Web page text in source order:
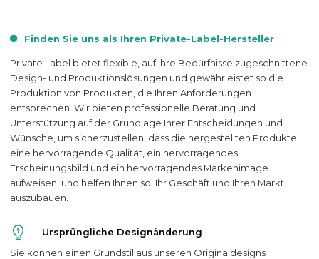
Finden Sie uns als Ihren Private-Label-Hersteller
Private Label bietet flexible, auf Ihre Bedürfnisse zugeschnittene
Design- und Produktionslösungen und gewährleistet so die
Produktion von Produkten, die Ihren Anforderungen
entsprechen. Wir bieten professionelle Beratung und
Unterstützung auf der Grundlage Ihrer Entscheidungen und
Wünsche, um sicherzustellen, dass die hergestellten Produkte
eine hervorragende Qualität, ein hervorragendes
Erscheinungsbild und ein hervorragendes Markenimage
aufweisen, und helfen Ihnen so, Ihr Geschäft und Ihren Markt
auszubauen.
Ursprüngliche Designänderung
Sie können einen Grundstil aus unseren Originaldesigns